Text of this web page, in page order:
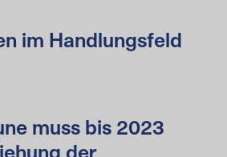
im Handlungsfeld
muss bis 2023
der